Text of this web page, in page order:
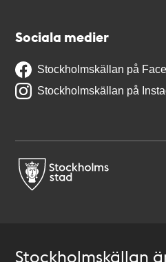
Sociala medier
Stockholmskällan på
Stockholmskällan på
Stockholmskällan